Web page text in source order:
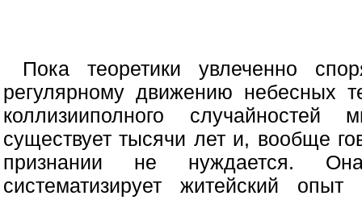
Пока теоретики увлеченно
регулярному движению небесных
коллизииполного случайностей
существует тысячи лет и, вообще
признании не нуждается.
систематизирует житейский опыт